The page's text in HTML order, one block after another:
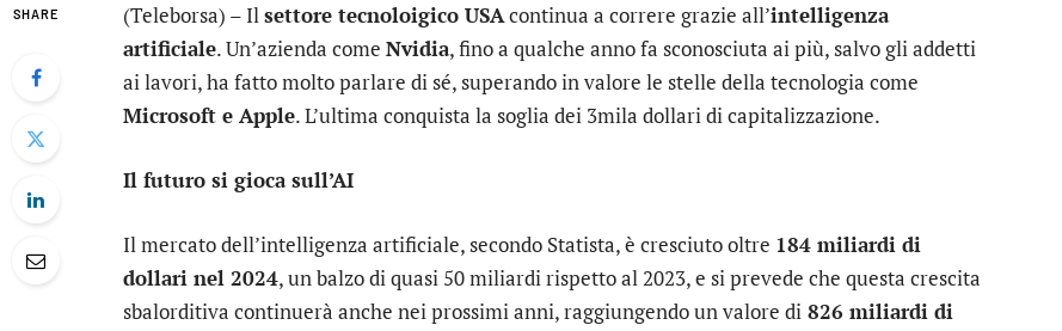
SHARE (Teleborsa) – Ilsettore tecnoloigico USAcontinua a correre grazie all’intelligenza
artificiale. Un’azienda come Nvidia, fino a qualche anno fa sconosciuta ai più, salvo gli addetti
ai lavori, ha fatto molto parlare di sé, superando in valore le stelle della tecnologia come
Microsoft e Apple. L’ultima conquista la soglia dei 3mila dollari di capitalizzazione.
Il futuro si gioca sull’AI
Il mercato dell’intelligenza artificiale, secondo Statista, è cresciuto oltre 184 miliardi di
dollari nel 2024, un balzo di quasi 50 miliardi rispetto al 2023, e si prevede che questa crescita
sbalorditiva continuerà anche nei prossimi anni, raggiungendo un valore di 826 miliardi di